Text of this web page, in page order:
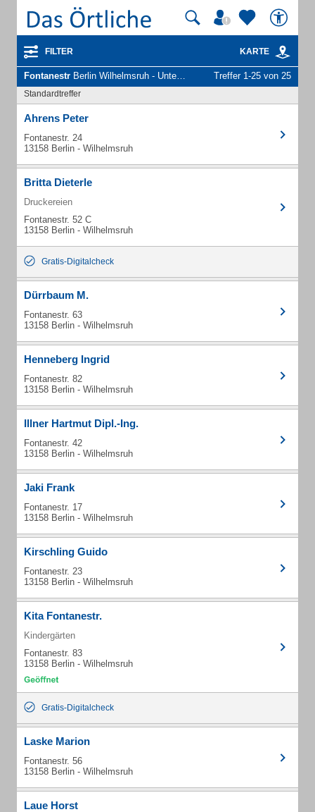
FILTER KARTE
Fontanestr Berlin Wilhelmsruh - Unternehmen und Personen Treffer 1-25 von 25
Standardtreffer
Ahrens Peter
Fontanestr. 24
13158 Berlin - Wilhelmsruh
Britta Dieterle
Druckereien
Fontanestr. 52 C
13158 Berlin - Wilhelmsruh
Gratis-Digitalcheck
Dürrbaum M.
Fontanestr. 63
13158 Berlin - Wilhelmsruh
Henneberg Ingrid
Fontanestr. 82
13158 Berlin - Wilhelmsruh
Illner Hartmut Dipl.-Ing.
Fontanestr. 42
13158 Berlin - Wilhelmsruh
Jaki Frank
Fontanestr. 17
13158 Berlin - Wilhelmsruh
Kirschling Guido
Fontanestr. 23
13158 Berlin - Wilhelmsruh
Kita Fontanestr.
Kindergärten
Fontanestr. 83
13158 Berlin - Wilhelmsruh
Gratis-Digitalcheck
Laske Marion
Fontanestr. 56
13158 Berlin - Wilhelmsruh
Laue Horst